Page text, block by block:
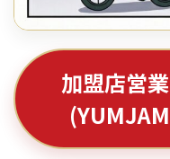
加盟店営